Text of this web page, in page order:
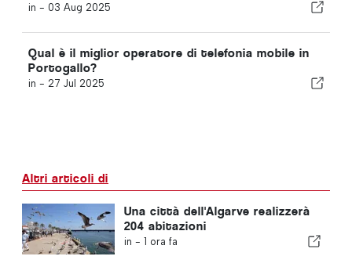
in - 03 Aug 2025
Qual è il miglior operatore di telefonia mobile in
Portogallo?
in - 27 Jul 2025
Altri articoli di
Una città dell'Algarve realizzerà
204 abitazioni
in - 1 ora fa